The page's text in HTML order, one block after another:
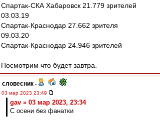
Спартак-СКА Хабаровск 21.779 зрителей
03.03.19
Спартак-Краснодар 27.662 зрителя
09.03.20
Спартак-Краснодар 24.946 зрителей
Посмотрим что будет завтра.
словесник -
03 мар 2023 23:49
gav » 03 мар 2023, 23:34
С осени без фанатки